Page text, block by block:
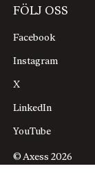
FÖLJ OSS
Facebook
Instagram
X
LinkedIn
YouTube
© Axess 2026